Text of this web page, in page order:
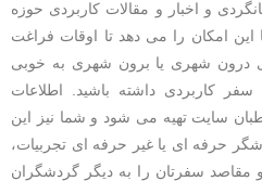
و اخبار و مقالات کاربردی حوزه
امکان را می دهد تا اوقات فراغت
درون شهری یا برون شهری به خوبی
سفر کاربردی داشته باشید. اطلاعات
سایت تهیه می شود و شما نیز این
حرفه ای یا غیر حرفه ای تجربیات،
مقاصد سفرتان را به دیگر گردشگران